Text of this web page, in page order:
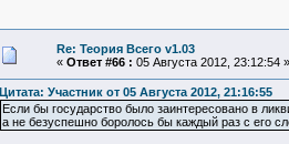
Re: Теория Всего v1.03
« Ответ #66 : 05 Августа 2012, 23:12:54 »
Цитата: Участник от 05 Августа 2012, 21:16:55
Если бы государство было заинтересовано в
а не безуспешно боролось бы каждый раз с его